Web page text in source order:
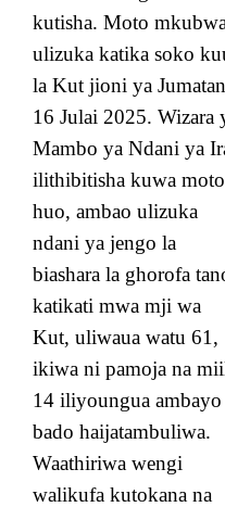
kutisha. Moto
ulizuka katika soko
la Kut jioni ya
16 Julai 2025. Wizara
Mambo ya Ndani ya
ilithibitisha kuwa moto
huo, ambao ulizuka
ndani ya jengo la
biashara la ghorofa
katikati mwa mji wa
Kut, uliwaua watu 61,
ikiwa ni pamoja na
14 iliyoungua ambayo
bado haijatambuliwa.
Waathiriwa wengi
walikufa kutokana na